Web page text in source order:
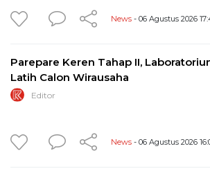
News - 06 Agustus 2026
Parepare Keren Tahap II,
Latih Calon Wirausaha
Editor
News - 06 Agustus 2026